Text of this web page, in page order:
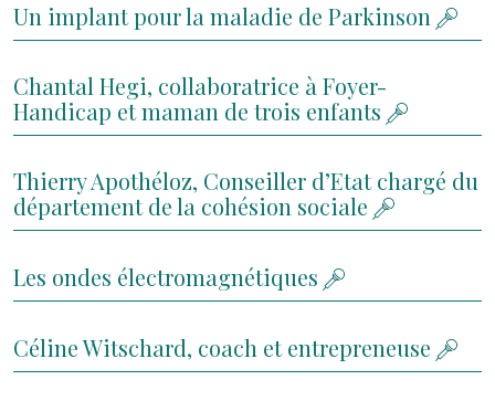
Un implant pour la maladie de Parkinson
Chantal Hegi, collaboratrice à Foyer-
Handicap et maman de trois enfants
Thierry Apothéloz, Conseiller d’Etat chargé du
département de la cohésion sociale
Les ondes électromagnétiques
Céline Witschard, coach et entrepreneuse